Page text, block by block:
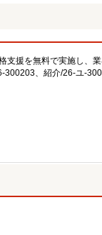
支援を無料で実施し、
300203、紹介/26-ユ-